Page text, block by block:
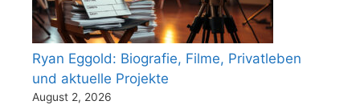
Ryan Eggold: Biografie, Filme, Privatleben
und aktuelle Projekte
August 2, 2026